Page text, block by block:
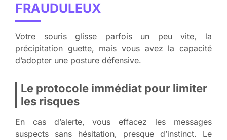
FRAUDULEUX
Votre souris glisse parfois un peu vite, la
précipitation guette, mais vous avez la capacité
d’adopter une posture défensive.
Le protocole immédiat pour limiter
les risques
En cas d’alerte, vous effacez les messages
suspects sans hésitation, presque d’instinct. Le